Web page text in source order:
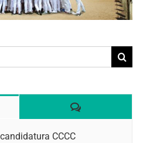
Comentaris
CCCC